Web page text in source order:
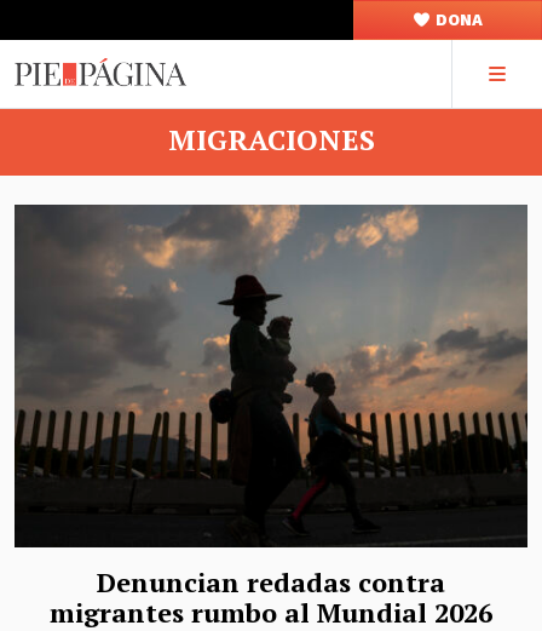
DONA
MIGRACIONES
Denuncian redadas contra
migrantes rumbo al Mundial 2026